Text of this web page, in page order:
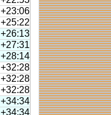
+23:06
+25:22
+26:13
+27:31
+28:14
+32:28
+32:28
+32:28
+34:34
+34:34